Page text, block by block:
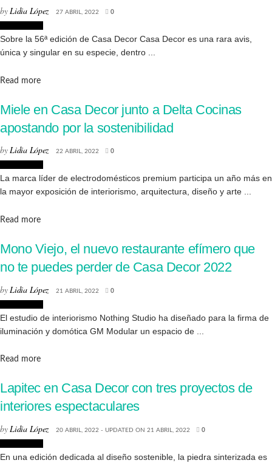
byLidia López 27 ABRIL, 2022 0
Sobre la 56ª edición de Casa Decor Casa Decor es una rara avis,
única y singular en su especie, dentro ...
Read moreDetails
Miele en Casa Decor junto a Delta Cocinas
apostando por la sostenibilidad
byLidia López 22 ABRIL, 2022 0
La marca líder de electrodomésticos premium participa un año más en
la mayor exposición de interiorismo, arquitectura, diseño y arte ...
Read moreDetails
Mono Viejo, el nuevo restaurante efímero que
no te puedes perder de Casa Decor 2022
by Lidia López 21 ABRIL, 2022 0
El estudio de interiorismo Nothing Studio ha diseñado para la firma de
iluminación y domótica GM Modular un espacio de ...
Read moreDetails
Lapitec en Casa Decor con tres proyectos de
interiores espectaculares
byLidia López 20 ABRIL, 2022 - UPDATED ON 21 ABRIL, 2022 0
En una edición dedicada al diseño sostenible, la piedra sinterizada es